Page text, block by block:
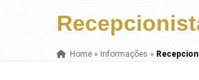
Home » Informações »